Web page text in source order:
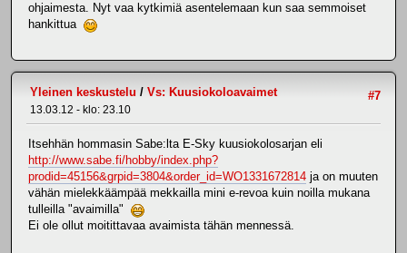
ohjaimesta. Nyt vaa kytkimiä asentelemaan kun saa semmoiset
hankittua
#7
Yleinen keskustelu / Vs: Kuusiokoloavaimet
13.03.12 - klo: 23.10
Itsehhän hommasin Sabe:lta E-Sky kuusiokolosarjan eli
http://www.sabe.fi/hobby/index.php?
prodid=45156&grpid=3804&order_id=WO1331672814 ja on muuten
vähän mielekkäämpää mekkailla mini e-revoa kuin noilla mukana
tulleilla "avaimilla"
Ei ole ollut moitittavaa avaimista tähän mennessä.